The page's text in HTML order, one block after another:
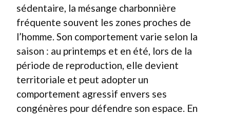
sédentaire, la mésange charbonnière
fréquente souvent les zones proches de
l’homme. Son comportement varie selon la
saison : au printemps et en été, lors de la
période de reproduction, elle devient
territoriale et peut adopter un
comportement agressif envers ses
congénères pour défendre son espace. En